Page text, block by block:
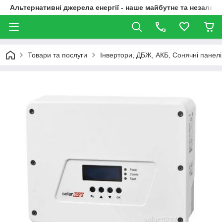
Альтернативні джерела енергії - наше майбутнє та
Товари та послуги Інвертори, ДБЖ, АКБ, Сонячні